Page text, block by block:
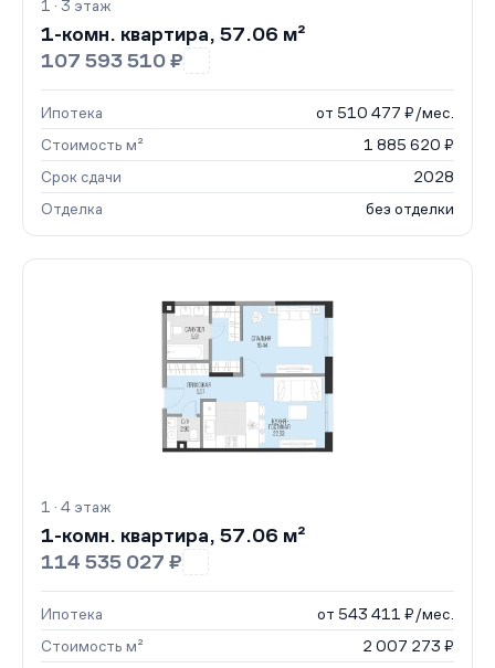
1 · 3 этаж
1-комн. квартира, 57.06 м²
107 593 510 ₽
Ипотека
от 510 477 ₽/мес.
Стоимость м²
1 885 620 ₽
Срок сдачи
2028
Отделка
без отделки
1 · 4 этаж
1-комн. квартира, 57.06 м²
114 535 027 ₽
Ипотека
от 543 411 ₽/мес.
Стоимость м²
2 007 273 ₽